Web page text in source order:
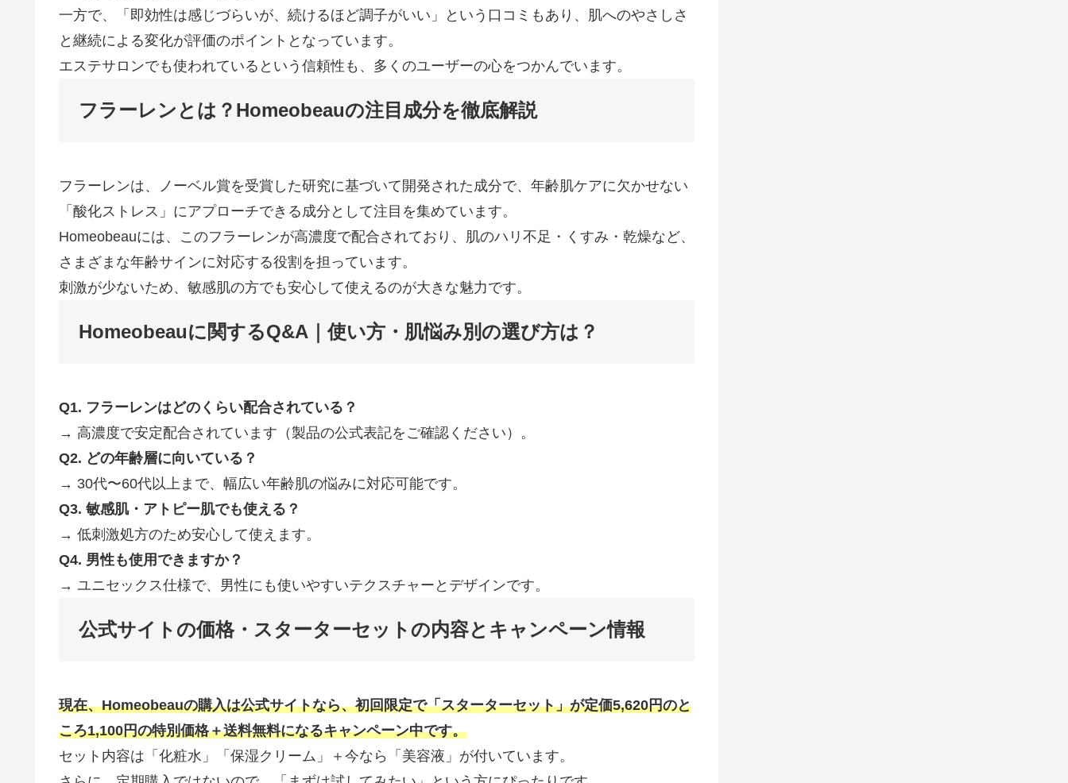
一方で、「即効性は感じづらいが、続けるほど調子がいい」という口コミもあり、肌へのやさしさ
と継続による変化が評価のポイントとなっています。
エステサロンでも使われているという信頼性も、多くのユーザーの心をつかんでいます。
フラーレンとは？Homeobeauの注目成分を徹底解説
フラーレンは、ノーベル賞を受賞した研究に基づいて開発された成分で、年齢肌ケアに欠かせない
「酸化ストレス」にアプローチできる成分として注目を集めています。
Homeobeauには、このフラーレンが高濃度で配合されており、肌のハリ不足・くすみ・乾燥など、
さまざまな年齢サインに対応する役割を担っています。
刺激が少ないため、敏感肌の方でも安心して使えるのが大きな魅力です。
Homeobeauに関するQ&A｜使い方・肌悩み別の選び方は？
Q1. フラーレンはどのくらい配合されている？
→ 高濃度で安定配合されています（製品の公式表記をご確認ください）。
Q2. どの年齢層に向いている？
→ 30代〜60代以上まで、幅広い年齢肌の悩みに対応可能です。
Q3. 敏感肌・アトピー肌でも使える？
→ 低刺激処方のため安心して使えます。
Q4. 男性も使用できますか？
→ ユニセックス仕様で、男性にも使いやすいテクスチャーとデザインです。
公式サイトの価格・スターターセットの内容とキャンペーン情報
現在、Homeobeauの購入は公式サイトなら、初回限定で「スターターセット」が定価5,620円のと
ころ1,100円の特別価格＋送料無料になるキャンペーン中です。
セット内容は「化粧水」「保湿クリーム」＋今なら「美容液」が付いています。